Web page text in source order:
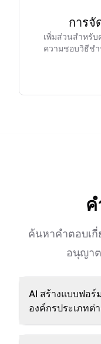
การจั
เพิ่มส่วนสำหรับ
ความชอบวิธีช
ค
ค้นหาคำตอบเกี่
อนุญาต
AI สร้างแบบฟอร์
องค์กรประเภทต่